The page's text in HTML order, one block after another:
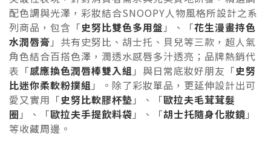
配色調與光澤，彩妝結合SNOOPY人物風格所設計之系
列商品，包含「史努比雙色多用盤 」、「花生漫畫持色
水潤唇膏 」共有史努比、胡士托、貝兒等三款，超人氣
角色結合百搭色澤，潤透水感唇多汁透亮；品牌熱銷代
表「感應換色潤唇棒雙入組 」與日常底妝好朋友「史努
比迷你柔軟粉撲組 」。除了彩妝單品，更延伸設計出可
愛又實用「史努比軟膠杯墊 」、「歐拉夫毛茸茸髮
圈 」、「歐拉夫手提飲料袋 」、「胡士托隨身化妝鏡 」
等收藏周邊。